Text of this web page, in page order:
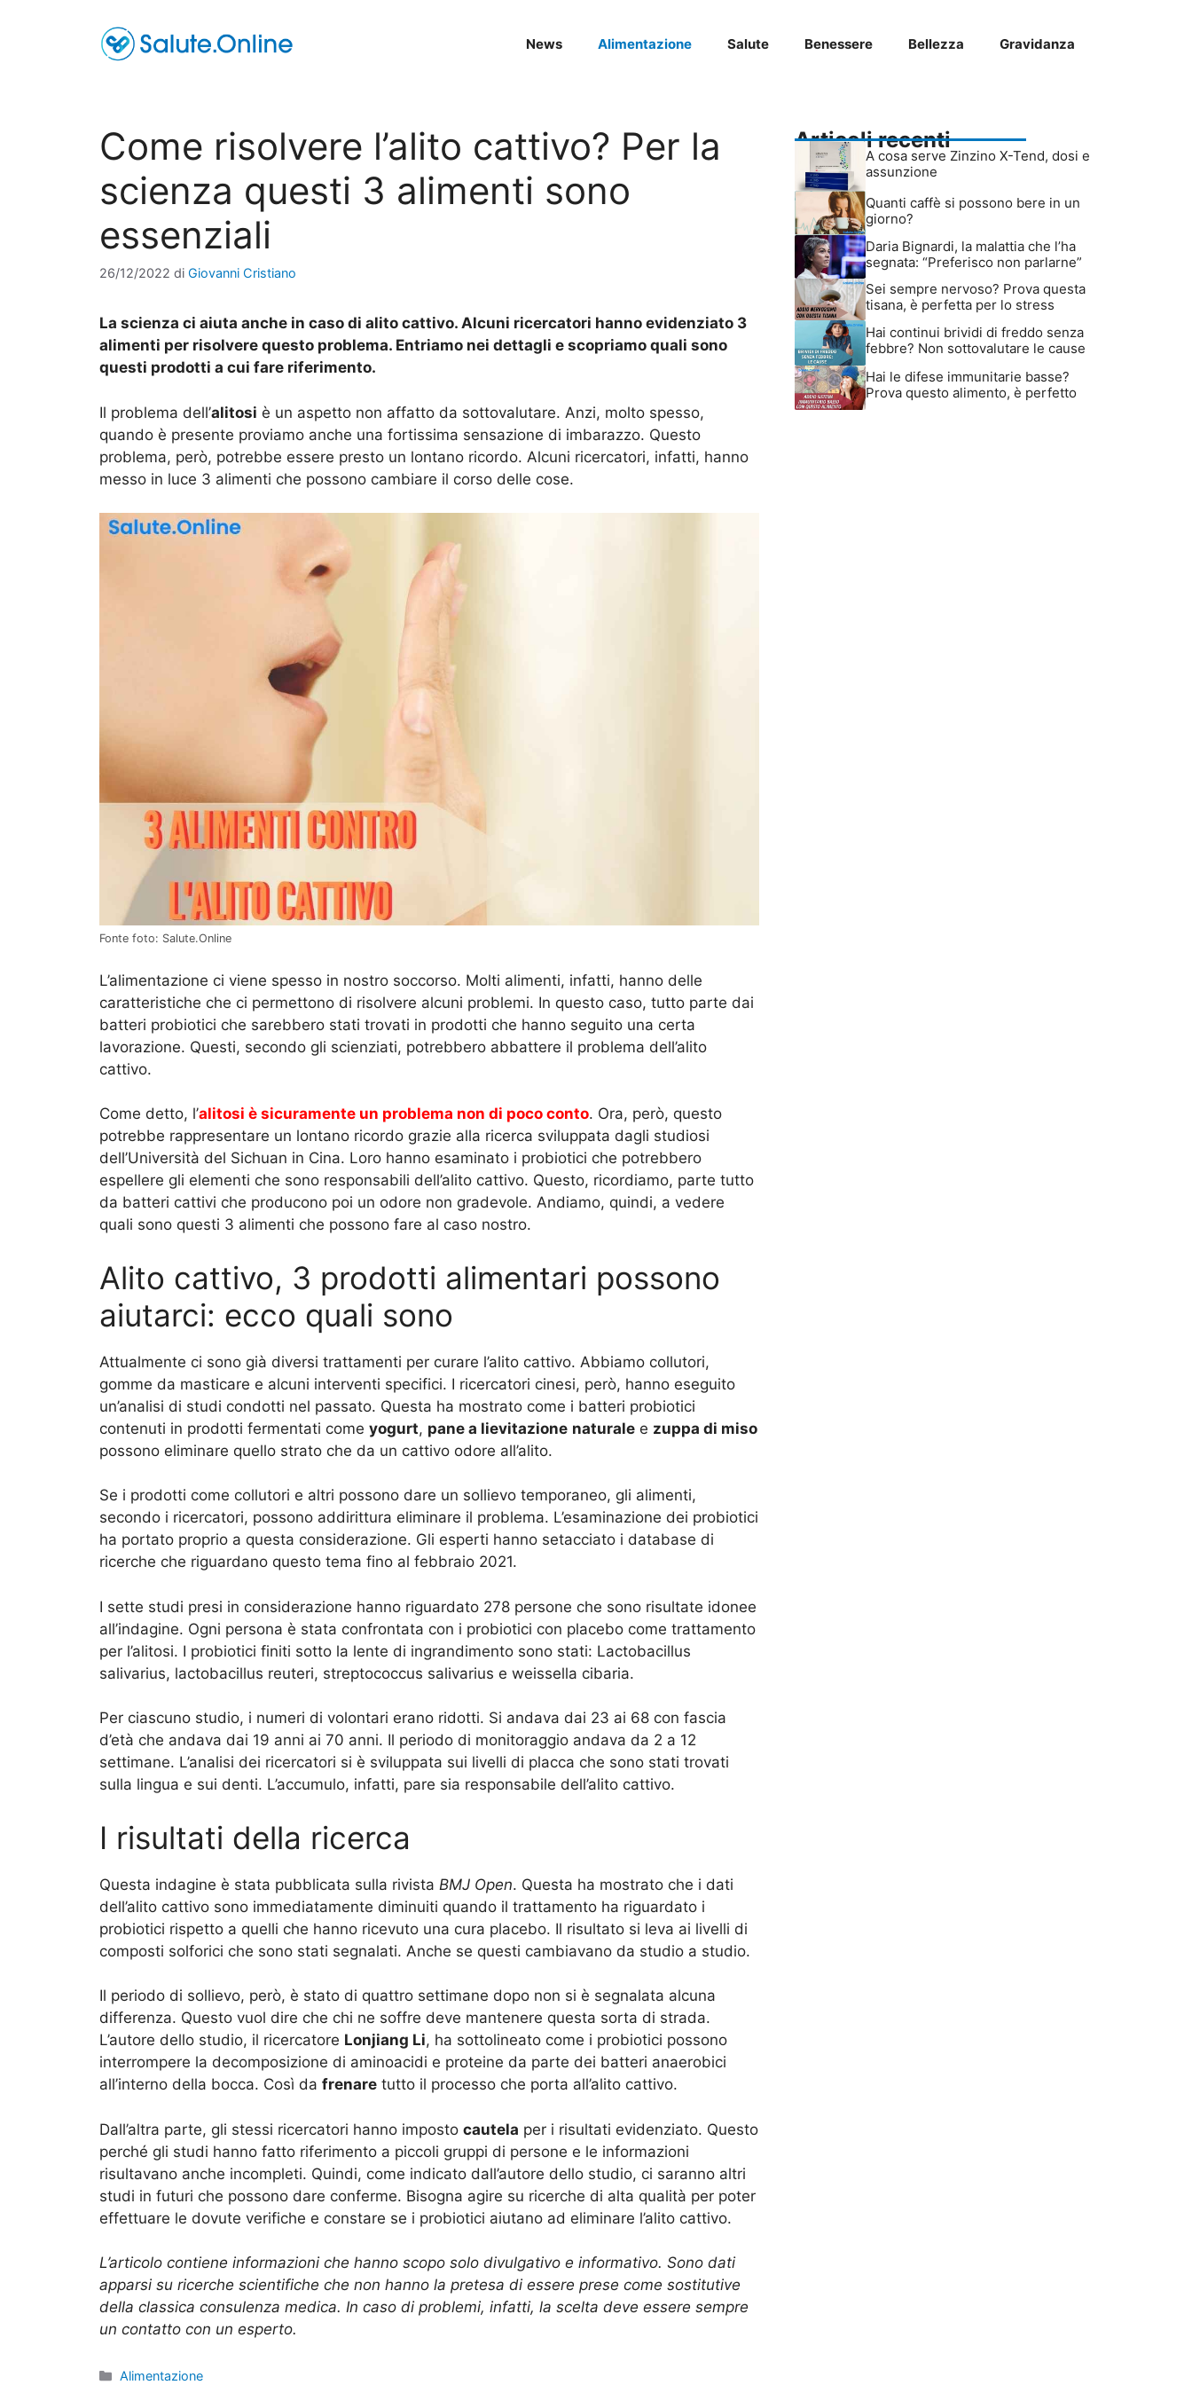
News Alimentazione Salute Benessere Bellezza Gravidanza
Come risolvere l’alito cattivo? Per la
scienza questi 3 alimenti sono
essenziali
26/12/2022 di Giovanni Cristiano
La scienza ci aiuta anche in caso di alito cattivo. Alcuni ricercatori hanno evidenziato 3
alimenti per risolvere questo problema. Entriamo nei dettagli e scopriamo quali sono
questi prodotti a cui fare riferimento.
Il problema dell’alitosi è un aspetto non affatto da sottovalutare. Anzi, molto spesso,
quando è presente proviamo anche una fortissima sensazione di imbarazzo. Questo
problema, però, potrebbe essere presto un lontano ricordo. Alcuni ricercatori, infatti, hanno
messo in luce 3 alimenti che possono cambiare il corso delle cose.
Fonte foto: Salute.Online
L’alimentazione ci viene spesso in nostro soccorso. Molti alimenti, infatti, hanno delle
caratteristiche che ci permettono di risolvere alcuni problemi. In questo caso, tutto parte dai
batteri probiotici che sarebbero stati trovati in prodotti che hanno seguito una certa
lavorazione. Questi, secondo gli scienziati, potrebbero abbattere il problema dell’alito
cattivo.
Come detto, l’alitosi è sicuramente un problema non di poco conto. Ora, però, questo
potrebbe rappresentare un lontano ricordo grazie alla ricerca sviluppata dagli studiosi
dell’Università del Sichuan in Cina. Loro hanno esaminato i probiotici che potrebbero
espellere gli elementi che sono responsabili dell’alito cattivo. Questo, ricordiamo, parte tutto
da batteri cattivi che producono poi un odore non gradevole. Andiamo, quindi, a vedere
quali sono questi 3 alimenti che possono fare al caso nostro.
Alito cattivo, 3 prodotti alimentari possono
aiutarci: ecco quali sono
Attualmente ci sono già diversi trattamenti per curare l’alito cattivo. Abbiamo collutori,
gomme da masticare e alcuni interventi specifici. I ricercatori cinesi, però, hanno eseguito
un’analisi di studi condotti nel passato. Questa ha mostrato come i batteri probiotici
contenuti in prodotti fermentati come yogurt, pane a lievitazione naturale e zuppa di miso
possono eliminare quello strato che da un cattivo odore all’alito.
Se i prodotti come collutori e altri possono dare un sollievo temporaneo, gli alimenti,
secondo i ricercatori, possono addirittura eliminare il problema. L’esaminazione dei probiotici
ha portato proprio a questa considerazione. Gli esperti hanno setacciato i database di
ricerche che riguardano questo tema fino al febbraio 2021.
I sette studi presi in considerazione hanno riguardato 278 persone che sono risultate idonee
all’indagine. Ogni persona è stata confrontata con i probiotici con placebo come trattamento
per l’alitosi. I probiotici finiti sotto la lente di ingrandimento sono stati: Lactobacillus
salivarius, lactobacillus reuteri, streptococcus salivarius e weissella cibaria.
Per ciascuno studio, i numeri di volontari erano ridotti. Si andava dai 23 ai 68 con fascia
d’età che andava dai 19 anni ai 70 anni. Il periodo di monitoraggio andava da 2 a 12
settimane. L’analisi dei ricercatori si è sviluppata sui livelli di placca che sono stati trovati
sulla lingua e sui denti. L’accumulo, infatti, pare sia responsabile dell’alito cattivo.
I risultati della ricerca
Questa indagine è stata pubblicata sulla rivista BMJ Open. Questa ha mostrato che i dati
dell’alito cattivo sono immediatamente diminuiti quando il trattamento ha riguardato i
probiotici rispetto a quelli che hanno ricevuto una cura placebo. Il risultato si leva ai livelli di
composti solforici che sono stati segnalati. Anche se questi cambiavano da studio a studio.
Il periodo di sollievo, però, è stato di quattro settimane dopo non si è segnalata alcuna
differenza. Questo vuol dire che chi ne soffre deve mantenere questa sorta di strada.
L’autore dello studio, il ricercatore Lonjiang Li, ha sottolineato come i probiotici possono
interrompere la decomposizione di aminoacidi e proteine da parte dei batteri anaerobici
all’interno della bocca. Così da frenare tutto il processo che porta all’alito cattivo.
Dall’altra parte, gli stessi ricercatori hanno imposto cautela per i risultati evidenziato. Questo
perché gli studi hanno fatto riferimento a piccoli gruppi di persone e le informazioni
risultavano anche incompleti. Quindi, come indicato dall’autore dello studio, ci saranno altri
studi in futuri che possono dare conferme. Bisogna agire su ricerche di alta qualità per poter
effettuare le dovute verifiche e constare se i probiotici aiutano ad eliminare l’alito cattivo.
L’articolo contiene informazioni che hanno scopo solo divulgativo e informativo. Sono dati
apparsi su ricerche scientifiche che non hanno la pretesa di essere prese come sostitutive
della classica consulenza medica. In caso di problemi, infatti, la scelta deve essere sempre
un contatto con un esperto.
Categorie
Alimentazione
Articoli recenti
A cosa serve Zinzino X-Tend, dosi e
assunzione
Quanti caffè si possono bere in un
giorno?
Daria Bignardi, la malattia che l’ha
segnata: “Preferisco non parlarne”
Sei sempre nervoso? Prova questa
tisana, è perfetta per lo stress
Hai continui brividi di freddo senza
febbre? Non sottovalutare le cause
Hai le difese immunitarie basse?
Prova questo alimento, è perfetto